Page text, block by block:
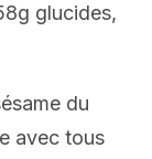
glucides,
du
avec tous